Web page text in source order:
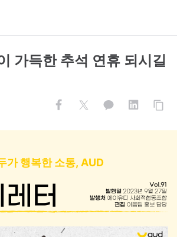
가득한 추석 연휴 되시길
가 행복한 소통, AUD